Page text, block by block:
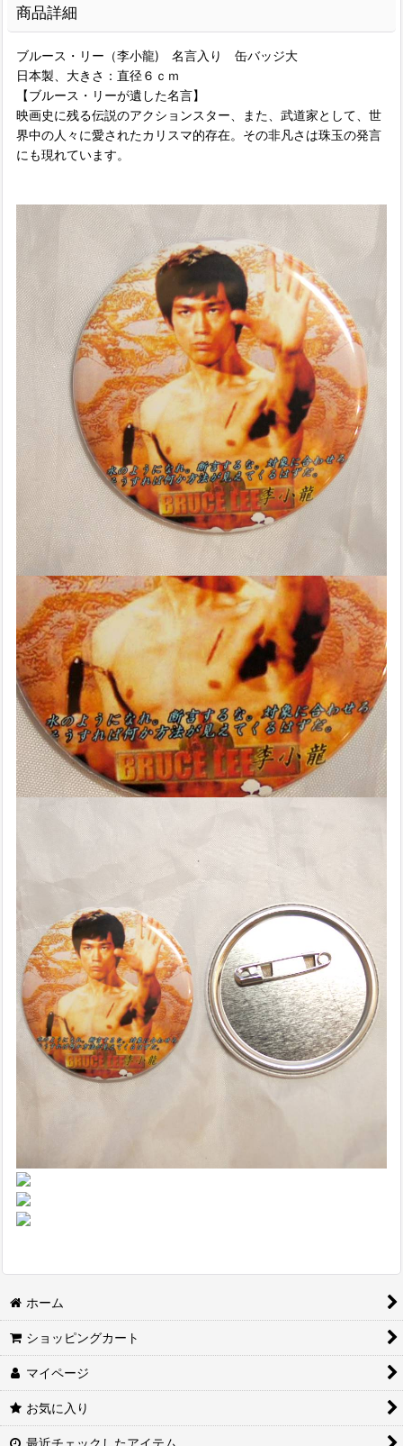
商品詳細
ブルース・リー（李小龍) 名言入り 缶バッジ大
日本製、大きさ：直径６ｃｍ
【ブルース・リーが遺した名言】
映画史に残る伝説のアクションスター、また、武道家として、世
界中の人々に愛されたカリスマ的存在。その非凡さは珠玉の発言
にも現れています。
ホーム
ショッピングカート
マイページ
お気に入り
最近チェックしたアイテム